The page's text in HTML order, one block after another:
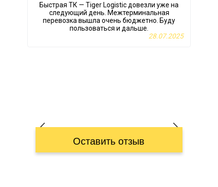
Быстрая ТК — Tiger Logistic довезли уже на
следующий день. Межтерминальная
перевозка вышла очень бюджетно. Буду
пользоваться и дальше.
28.07.2025
Оставить отзыв